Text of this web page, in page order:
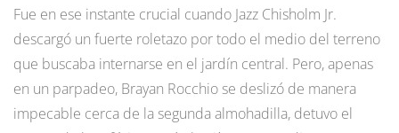
Fue en ese instante crucial cuando Jazz Chisholm Jr.
descargó un fuerte roletazo por todo el medio del terreno
que buscaba internarse en el jardín central. Pero, apenas
en un parpadeo, Brayan Rocchio se deslizó de manera
impecable cerca de la segunda almohadilla, detuvo el